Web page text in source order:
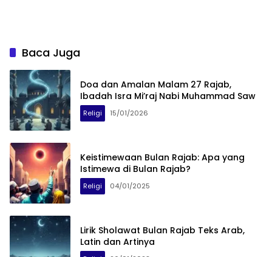
Baca Juga
Doa dan Amalan Malam 27 Rajab,
Ibadah Isra Mi’raj Nabi Muhammad Saw
Religi 15/01/2026
Keistimewaan Bulan Rajab: Apa yang
Istimewa di Bulan Rajab?
Religi 04/01/2025
Lirik Sholawat Bulan Rajab Teks Arab,
Latin dan Artinya